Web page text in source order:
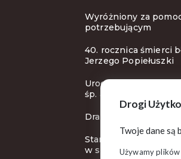
Drogi
Twoje dane są
Używamy plików
Wyróżniony za
potrzebującym
40. rocznica śmierci
Jerzego Popiełuszki
Uroczystości
śp. abp. Ozorowskiego
Drapieżny Zielony
Stanowisko
w sprawie Cargo